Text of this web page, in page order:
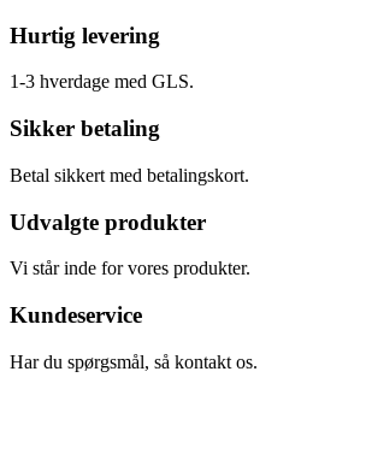
Hurtig levering
1-3 hverdage med GLS.
Sikker betaling
Betal sikkert med betalingskort.
Udvalgte produkter
Vi står inde for vores produkter.
Kundeservice
Har du spørgsmål, så kontakt os.